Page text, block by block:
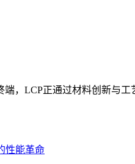
，LCP正通过材料创新与
性能革命